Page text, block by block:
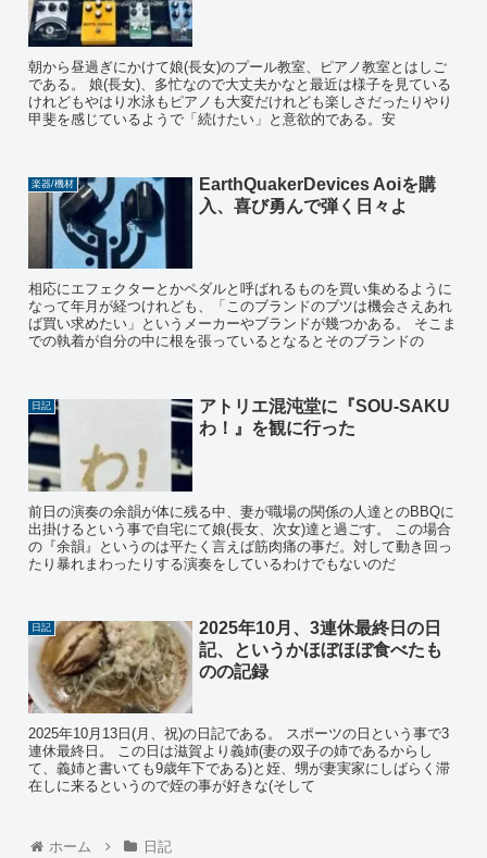
朝から昼過ぎにかけて娘(長女)のプール教室、ピアノ教室とはしご
である。 娘(長女)、多忙なので大丈夫かなと最近は様子を見ている
けれどもやはり水泳もピアノも大変だけれども楽しさだったりやり
甲斐を感じているようで「続けたい」と意欲的である。安
楽器/機材
EarthQuakerDevices Aoiを購
入、喜び勇んで弾く日々よ
相応にエフェクターとかペダルと呼ばれるものを買い集めるように
なって年月が経つけれども、「このブランドのブツは機会さえあれ
ば買い求めたい」というメーカーやブランドが幾つかある。 そこま
での執着が自分の中に根を張っているとなるとそのブランドの
日記
アトリエ混沌堂に『SOU-SAKU
わ！』を観に行った
前日の演奏の余韻が体に残る中、妻が職場の関係の人達とのBBQに
出掛けるという事で自宅にて娘(長女、次女)達と過ごす。 この場合
の『余韻』というのは平たく言えば筋肉痛の事だ。対して動き回っ
たり暴れまわったりする演奏をしているわけでもないのだ
日記
2025年10月、3連休最終日の日
記、というかほぼほぼ食べたも
のの記録
2025年10月13日(月、祝)の日記である。 スポーツの日という事で3
連休最終日。 この日は滋賀より義姉(妻の双子の姉であるからし
て、義姉と書いても9歳年下である)と姪、甥が妻実家にしばらく滞
在しに来るというので姪の事が好きな(そして
ホーム 日記